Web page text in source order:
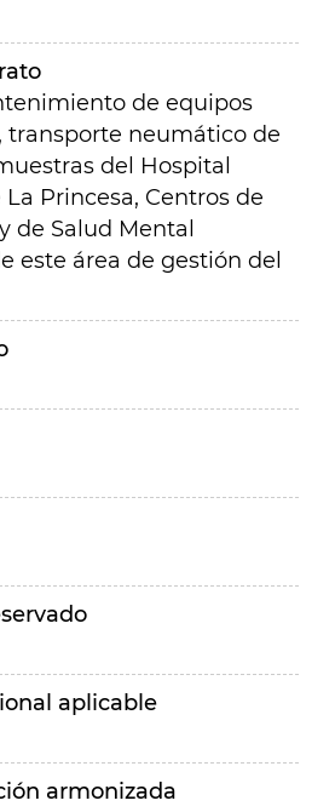
de equipos
transporte neumático de
del Hospital
Princesa, Centros de
de Salud Mental
este área de gestión del
aplicable
armonizada